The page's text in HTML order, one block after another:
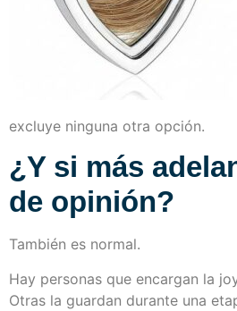
excluye ninguna otra opción.
¿Y si más
de opinión?
También es normal.
Hay personas que encargan la
Otras la guardan durante una